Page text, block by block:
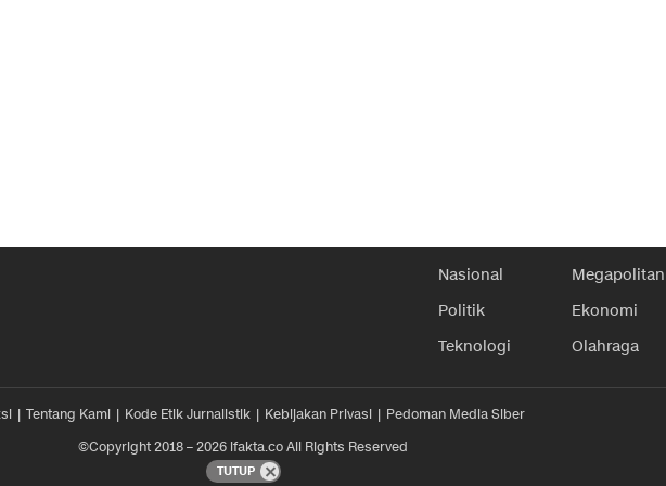
Nasional Megapolitan
Politik
Ekonomi
Teknologi
Olahraga
Tentang Kami Kode Etik Jurnalistik Kebijakan Privasi
Pedoman Media Siber
©Copyright 2018 – 2026 ifakta.co All Rights Reserved
TUTUP